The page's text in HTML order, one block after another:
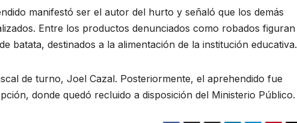
manifestó ser el autor del hurto y señaló que los demás
Entre los productos denunciados como robados figuran
batata, destinados a la alimentación de la institución educativa.
de turno, Joel Cazal. Posteriormente, el aprehendido fue
donde quedó recluido a disposición del Ministerio Público.